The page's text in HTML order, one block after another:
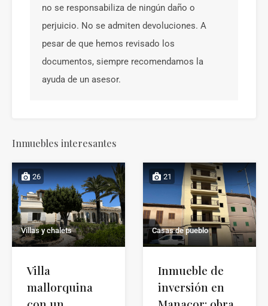
no se responsabiliza de ningún daño o
perjuicio. No se admiten devoluciones. A
pesar de que hemos revisado los
documentos, siempre recomendamos la
ayuda de un asesor.
Inmuebles interesantes
26
Villas y chalets
Villa
mallorquina
21
Casas de pueblo
Inmueble de
inversión en